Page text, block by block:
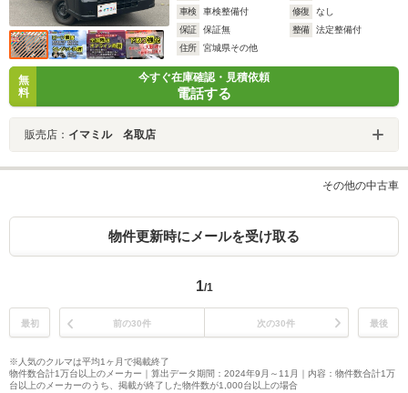
車検
車検整備付 修復
なし
保証
保証無 整備
法定整備付
住所
宮城県その他
無
料
今すぐ在庫確認・見積依頼
電話する
販売店： イマミル 名取店
その他の中古車
物件更新時にメールを受け取る
1/1
最初 前の30件 次の30件 最後
※人気のクルマは平均1ヶ月で掲載終了
物件数合計1万台以上のメーカー｜算出データ期間：2024年9月～11月｜内容：物件数合計1万
台以上のメーカーのうち、掲載が終了した物件数が1,000台以上の場合